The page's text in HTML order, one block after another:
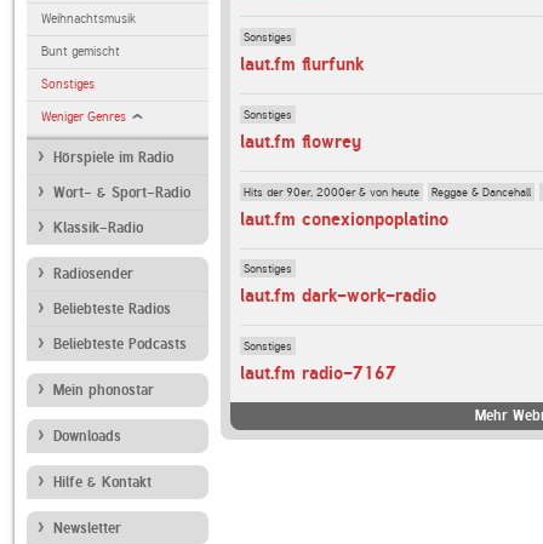
Weihnachtsmusik
Bunt gemischt
Sonstiges
Weniger Genres
Hörspiele im Radio
Wort- & Sport-Radio
Klassik-Radio
Radiosender
Beliebteste Radios
Beliebteste Podcasts
Mein phonostar
Downloads
Hilfe & Kontakt
Newsletter
Sonstiges
laut.fm flurfunk
Sonstiges
laut.fm flowrey
Hits der 90er, 2000er & von heute Reggae & Dancehall
laut.fm conexionpoplatino
Sonstiges
laut.fm dark-work-radio
Sonstiges
laut.fm radio-7167
Mehr